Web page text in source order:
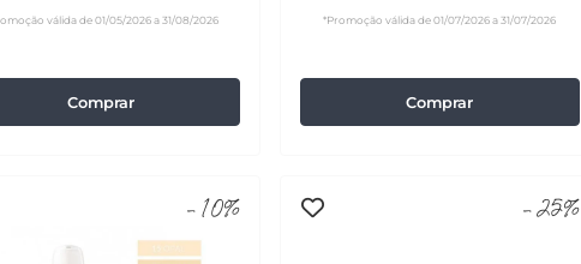
válida de 01/05/2026 a 31/08/2026
Comprar
*Promoção válida de 01/07/2026 a 31/07/2026
Comprar
-10% -25%